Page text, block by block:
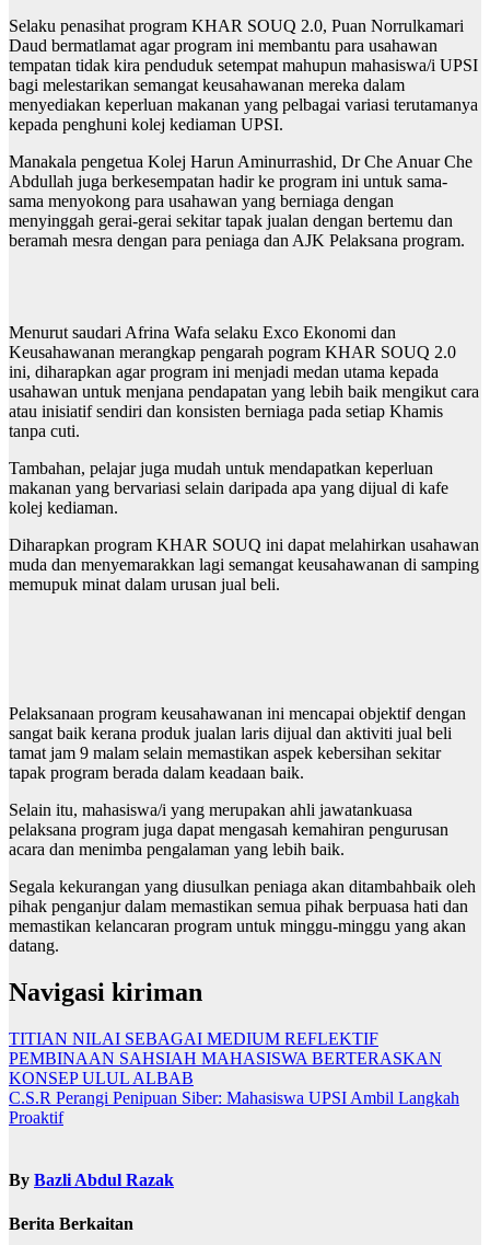
Selaku penasihat program KHAR SOUQ 2.0, Puan Norrulkamari
Daud bermatlamat agar program ini membantu para usahawan
tempatan tidak kira penduduk setempat mahupun mahasiswa/i UPSI
bagi melestarikan semangat keusahawanan mereka dalam
menyediakan keperluan makanan yang pelbagai variasi terutamanya
kepada penghuni kolej kediaman UPSI.
Manakala pengetua Kolej Harun Aminurrashid, Dr Che Anuar Che
Abdullah juga berkesempatan hadir ke program ini untuk sama-
sama menyokong para usahawan yang berniaga dengan
menyinggah gerai-gerai sekitar tapak jualan dengan bertemu dan
beramah mesra dengan para peniaga dan AJK Pelaksana program.
Menurut saudari Afrina Wafa selaku Exco Ekonomi dan
Keusahawanan merangkap pengarah pogram KHAR SOUQ 2.0
ini, diharapkan agar program ini menjadi medan utama kepada
usahawan untuk menjana pendapatan yang lebih baik mengikut cara
atau inisiatif sendiri dan konsisten berniaga pada setiap Khamis
tanpa cuti.
Tambahan, pelajar juga mudah untuk mendapatkan keperluan
makanan yang bervariasi selain daripada apa yang dijual di kafe
kolej kediaman.
Diharapkan program KHAR SOUQ ini dapat melahirkan usahawan
muda dan menyemarakkan lagi semangat keusahawanan di samping
memupuk minat dalam urusan jual beli.
Pelaksanaan program keusahawanan ini mencapai objektif dengan
sangat baik kerana produk jualan laris dijual dan aktiviti jual beli
tamat jam 9 malam selain memastikan aspek kebersihan sekitar
tapak program berada dalam keadaan baik.
Selain itu, mahasiswa/i yang merupakan ahli jawatankuasa
pelaksana program juga dapat mengasah kemahiran pengurusan
acara dan menimba pengalaman yang lebih baik.
Segala kekurangan yang diusulkan peniaga akan ditambahbaik oleh
pihak penganjur dalam memastikan semua pihak berpuasa hati dan
memastikan kelancaran program untuk minggu-minggu yang akan
datang.
Navigasi kiriman
TITIAN NILAI SEBAGAI MEDIUM REFLEKTIF
PEMBINAAN SAHSIAH MAHASISWA BERTERASKAN
KONSEP ULUL ALBAB
C.S.R Perangi Penipuan Siber: Mahasiswa UPSI Ambil Langkah
Proaktif
By Bazli Abdul Razak
Berita Berkaitan